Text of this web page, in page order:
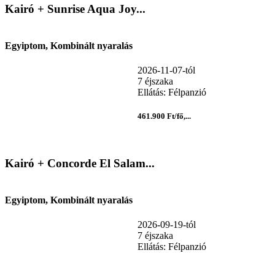
Kairó + Sunrise Aqua Joy...
Egyiptom, Kombinált nyaralás
2026-11-07-tól
7 éjszaka
Ellátás: Félpanzió
461.900 Ft/fő,...
Kairó + Concorde El Salam...
Egyiptom, Kombinált nyaralás
2026-09-19-tól
7 éjszaka
Ellátás: Félpanzió